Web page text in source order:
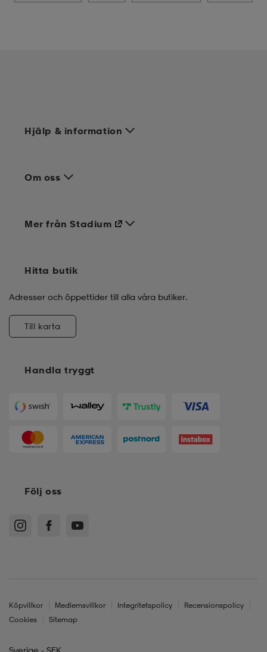
Hjälp & information
Om oss
Handla tryggt
Mer från Stadium
Hitta butik
Adresser och öppettider till alla våra butiker.
Till karta
Följ oss
Köpvillkor Medlemsvillkor Integritetspolicy
Recensionspolicy
Cookies
Sitemap